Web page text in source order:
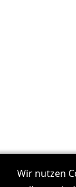
Wir nutzen